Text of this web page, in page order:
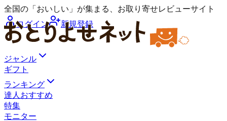
全国の「おいしい」が集まる、お取り寄せレビューサイト
ログイン
新規登録
ジャンル
ギフト
ランキング
達人おすすめ
特集
モニター